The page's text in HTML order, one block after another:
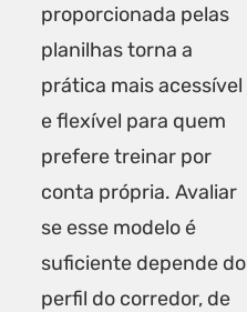
proporcionada pelas
planilhas torna a
prática mais acessível
e flexível para quem
prefere treinar por
conta própria. Avaliar
se esse modelo é
suficiente depende do
perfil do corredor, de